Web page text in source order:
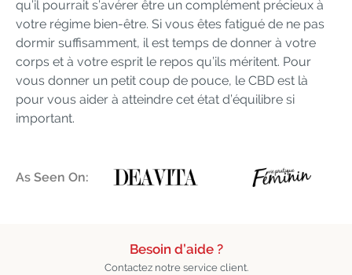
qu’il pourrait s’avérer être un complément précieux à
votre régime bien-être. Si vous êtes fatigué de ne pas
dormir suffisamment, il est temps de donner à votre
corps et à votre esprit le repos qu’ils méritent. Pour
vous donner un petit coup de pouce, le CBD est là
pour vous aider à atteindre cet état d’équilibre si
important.
As Seen On:
Besoin d’aide ?
Contactez notre service client.